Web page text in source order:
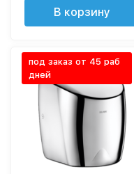
В корзину
под заказ от 45 раб
дней